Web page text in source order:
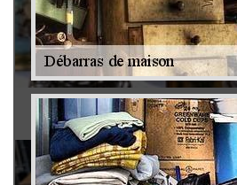
Antiquaire